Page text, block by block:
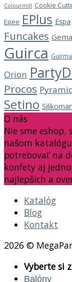
Colourmill Cookie
Epee EPlus Espa
Funcakes
Guirca Guirma
Orion
Procos
Setino
O nás
Nie sme
našom
potrebovať na
konfety aj
najlepších a
Katalóg
Blog
Kontakt
2026 ©
Vyberte si
Balóny